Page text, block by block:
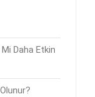
Mi Daha Etkin